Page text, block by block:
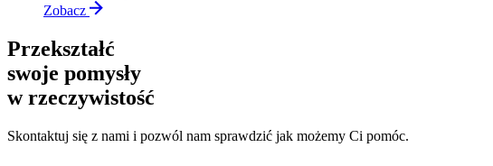
Zobacz
Przekształć
swoje pomysły
w rzeczywistość
Skontaktuj się z nami i pozwól nam sprawdzić jak możemy Ci pomóc.